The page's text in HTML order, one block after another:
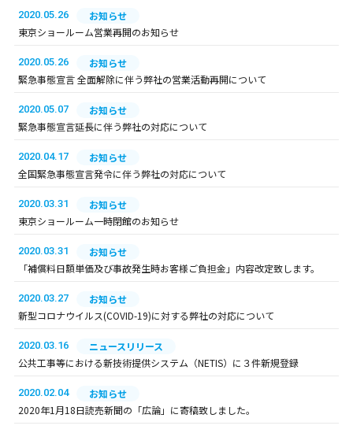
2020.05.26
お知らせ
東京ショールーム営業再開のお知らせ
2020.05.26
お知らせ
緊急事態宣言 全面解除に伴う弊社の営業活動再開について
2020.05.07
お知らせ
緊急事態宣言延長に伴う弊社の対応について
2020.04.17
お知らせ
全国緊急事態宣言発令に伴う弊社の対応について
2020.03.31
お知らせ
東京ショールーム一時閉館のお知らせ
2020.03.31
お知らせ
「補償料日額単価及び事故発生時お客様ご負担金」内容改定致します。
2020.03.27
お知らせ
新型コロナウイルス(COVID-19)に対する弊社の対応について
2020.03.16
ニュースリリース
公共工事等における新技術提供システム（NETIS）に３件新規登録
2020.02.04
お知らせ
2020年1月18日読売新聞の「広論」に寄稿致しました。